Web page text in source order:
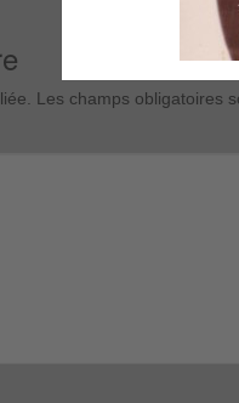
Les champs obligatoires